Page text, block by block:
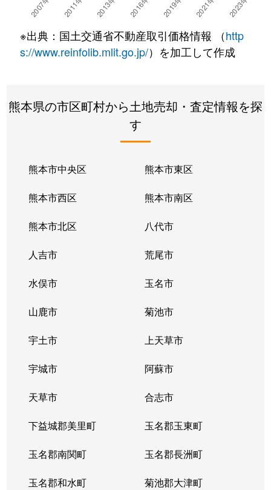
※出典：国土交通省不動産取引価格情報 （http
s://www.reinfolib.mlit.go.jp/）を加工して作成
熊本県の市区町村から土地売却・査定情報を探
す
熊本市中央区 熊本市東区
熊本市西区 熊本市南区
熊本市北区 八代市
人吉市 荒尾市
水俣市 玉名市
山鹿市 菊池市
宇土市 上天草市
宇城市 阿蘇市
天草市 合志市
下益城郡美里町 玉名郡玉東町
玉名郡南関町 玉名郡長洲町
玉名郡和水町 菊池郡大津町